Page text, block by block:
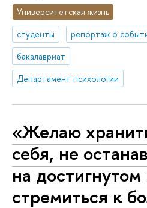
Университетская жизнь
студенты
репортаж о
бакалавриат
Департамент психологии
«Желаю
себя, не
на достигнутом
стремиться к